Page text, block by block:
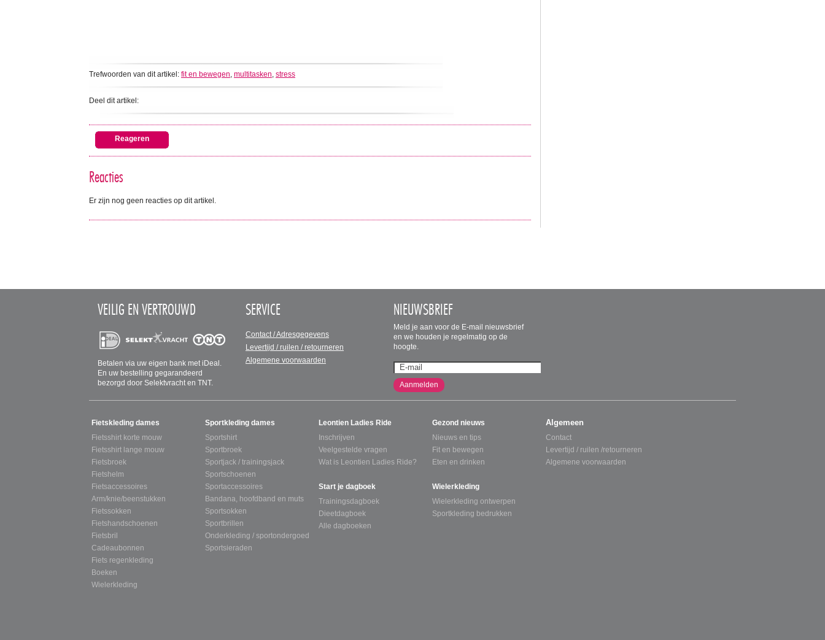
Trefwoorden van dit artikel: fit en bewegen, multitasken, stress
Deel dit artikel:
Reageren
Reacties
Er zijn nog geen reacties op dit artikel.
VEILIG EN VERTROUWD
Betalen via uw eigen bank met iDeal.
En uw bestelling gegarandeerd
bezorgd door Selektvracht en TNT.
SERVICE
Contact / Adresgegevens
Levertijd / ruilen / retourneren
Algemene voorwaarden
NIEUWSBRIEF
Meld je aan voor de E-mail nieuwsbrief
en we houden je regelmatig op de
hoogte.
Aanmelden
SITEMAP
Fietskleding dames
Fietsshirt korte mouw
Fietsshirt lange mouw
Fietsbroek
Fietshelm
Fietsaccessoires
Arm/knie/beenstukken
Fietssokken
Fietshandschoenen
Fietsbril
Cadeaubonnen
Fiets regenkleding
Boeken
Wielerkleding
Sportkleding dames
Sportshirt
Sportbroek
Sportjack / trainingsjack
Sportschoenen
Sportaccessoires
Bandana, hoofdband en muts
Sportsokken
Sportbrillen
Onderkleding / sportondergoed
Sportsieraden
Leontien Ladies Ride
Inschrijven
Veelgestelde vragen
Wat is Leontien Ladies Ride?
Start je dagboek
Trainingsdagboek
Dieetdagboek
Alle dagboeken
Gezond nieuws
Nieuws en tips
Fit en bewegen
Eten en drinken
Wielerkleding
Wielerkleding ontwerpen
Sportkleding bedrukken
Algemeen
Contact
Levertijd / ruilen /retourneren
Algemene voorwaarden